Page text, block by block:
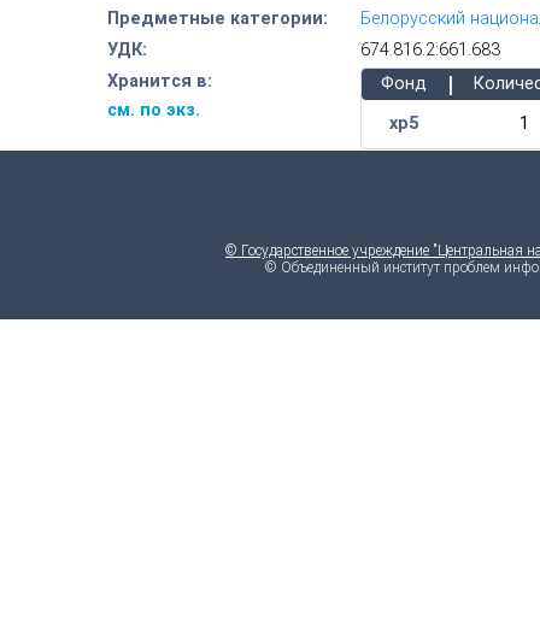
Предметные категории:
Белорусский
УДК:
674.816.2:661.683
Хранится в:
см. по экз.
Фонд |
хр5
1
© Государственное учреждение
© Объединенный институт проблем